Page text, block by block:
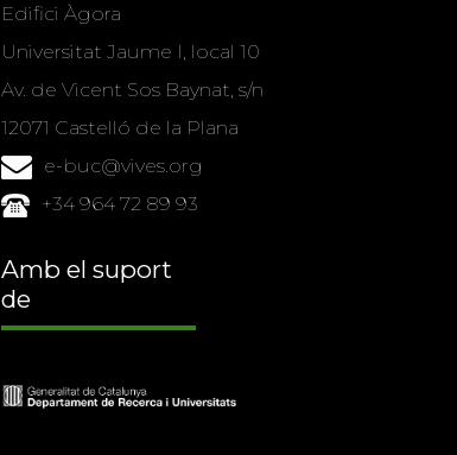
Edifici Àgora
Universitat Jaume I, local 10
Av. de Vicent Sos Baynat, s/n
12071 Castelló de la Plana
e-buc@vives.org
+34 964 72 89 93
Amb el suport
de